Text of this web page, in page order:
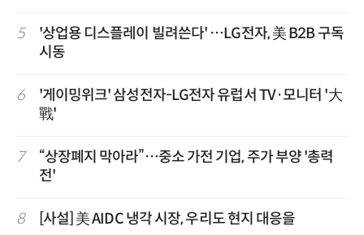
5
'상업용 디스플레이 빌려쓴다' …LG전자, 美 B2B 구독
시동
6
'게이밍위크' 삼성전자-LG전자 유럽서 TV·모니터 '大
戰'
7
“상장폐지 막아라”…중소 가전 기업, 주가 부양 '총력
전'
8 [사설] 美 AIDC 냉각 시장, 우리도 현지 대응을